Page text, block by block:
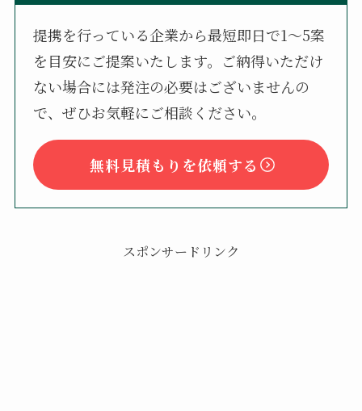
提携を行っている企業から最短即日で1〜5案
を目安にご提案いたします。ご納得いただけ
ない場合には発注の必要はございませんの
で、ぜひお気軽にご相談ください。
無料見積もりを依頼する
スポンサードリンク